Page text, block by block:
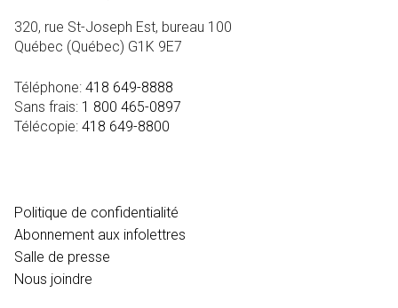
320, rue St-Joseph Est, bureau 100
Québec (Québec) G1K 9E7
Téléphone: 418 649-8888
Sans frais: 1 800 465-0897
Télécopie: 418 649-8800
Politique de confidentialité
Abonnement aux infolettres
Salle de presse
Nous joindre